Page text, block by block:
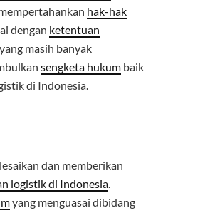
hak-hak
dengan ketentuan
yang masih banyak
sengketa hukum baik
di Indonesia.
dan memberikan
logistik di Indonesia.
yang menguasai dibidang